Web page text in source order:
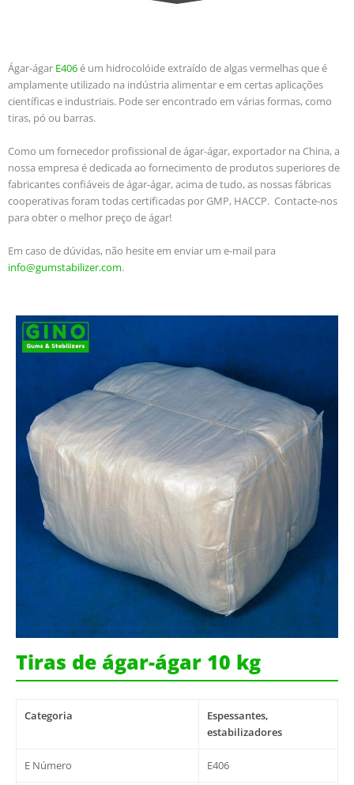
Ágar-ágar E406é um hidrocolóide extraído de algas vermelhas que é
amplamente utilizado na indústria alimentar e em certas aplicações
científicas e industriais. Pode ser encontrado em várias formas, como
tiras, pó ou barras.
Como um fornecedor profissional de ágar-ágar, exportador na China, a
nossa empresa é dedicada ao fornecimento de produtos superiores de
fabricantes confiáveis de ágar-ágar, acima de tudo, as nossas fábricas
cooperativas foram todas certificadas por GMP, HACCP. Contacte-nos
para obter o melhor preço de ágar!
Em caso de dúvidas, não hesite em enviar um e-mail para
info@gumstabilizer.com.
Tiras de ágar-ágar 10 kg
Categoria
Espessantes,
estabilizadores
E Número E406